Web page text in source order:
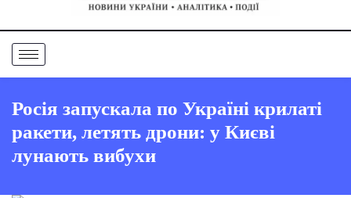
Росія запускала по Україні крилаті
ракети, летять дрони: у Києві
лунають вибухи